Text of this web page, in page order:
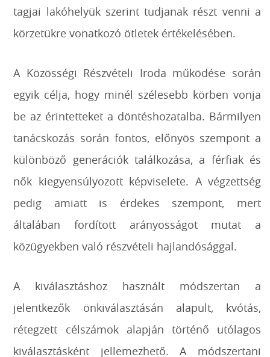
tagjai lakóhelyük szerint tudjanak részt venni a
körzetükre vonatkozó ötletek értékelésében.
A Közösségi Részvételi Iroda működése során
egyik célja, hogy minél szélesebb körben vonja
be az érintetteket a döntéshozatalba. Bármilyen
tanácskozás során fontos, előnyös szempont a
különböző generációk találkozása, a férfiak és
nők kiegyensúlyozott képviselete. A végzettség
pedig amiatt is érdekes szempont, mert
általában fordított arányosságot mutat a
közügyekben való részvételi hajlandósággal.
A kiválasztáshoz használt módszertan a
jelentkezők önkiválasztásán alapult, kvótás,
rétegzett célszámok alapján történő utólagos
kiválasztásként jellemezhető. A módszertani